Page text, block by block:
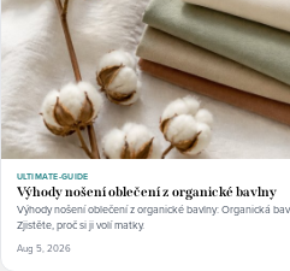
ULTIMATE-GUIDE
Výhody nošení oblečení z organické bavlny
Výhody nošení oblečení z organické bavlny: Organická
Zjistěte, proč si ji volí matky.
Aug 5, 2026